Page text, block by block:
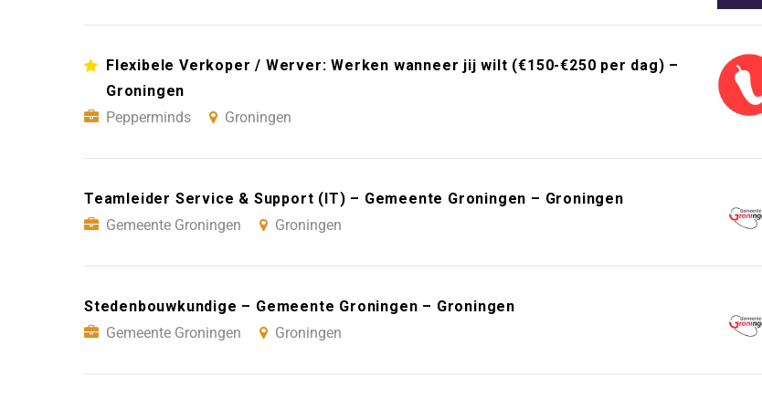
Flexibele Verkoper / Werver: Werken wanneer jij wilt (€150-€250 per dag) –
Groningen
Pepperminds
Groningen
Teamleider Service & Support (IT) – Gemeente Groningen – Groningen
Gemeente Groningen
Groningen
Stedenbouwkundige – Gemeente Groningen – Groningen
Gemeente Groningen
Groningen